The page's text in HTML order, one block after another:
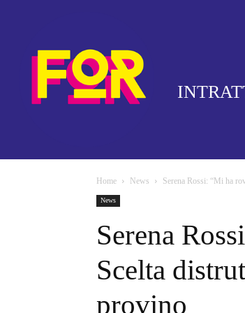
Home News Serena Rossi: “Mi ha
News
Serena
Scelta
provino